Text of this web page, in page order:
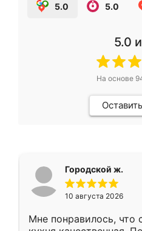
5.0 5.0
5.0
На основе
Городской ж.
10 августа 2026
Мне понравилось, что